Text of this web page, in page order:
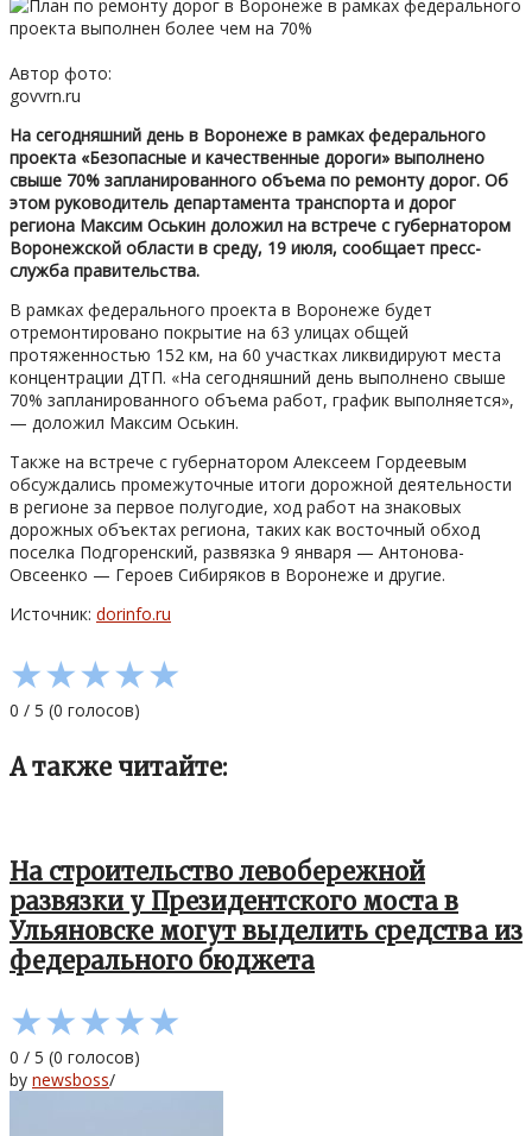
Автор фото:
govvrn.ru
На сегодняшний день в Воронеже в рамках федерального
проекта «Безопасные и качественные дороги» выполнено
свыше 70% запланированного объема по ремонту дорог. Об
этом руководитель департамента транспорта и дорог
региона Максим Оськин доложил на встрече с губернатором
Воронежской области в среду, 19 июля, сообщает пресс-
служба правительства.
В рамках федерального проекта в Воронеже будет
отремонтировано покрытие на 63 улицах общей
протяженностью 152 км, на 60 участках ликвидируют места
концентрации ДТП. «На сегодняшний день выполнено свыше
70% запланированного объема работ, график выполняется»,
— доложил Максим Оськин.
Также на встрече с губернатором Алексеем Гордеевым
обсуждались промежуточные итоги дорожной деятельности
в регионе за первое полугодие, ход работ на знаковых
дорожных объектах региона, таких как восточный обход
поселка Подгоренский, развязка 9 января — Антонова-
Овсеенко — Героев Сибиряков в Воронеже и другие.
Источник: dorinfo.ru
★★★★★
0 / 5 (0 голосов)
А также читайте:
На строительство левобережной
развязки у Президентского моста в
Ульяновске могут выделить средства из
федерального бюджета
★★★★★
0 / 5 (0 голосов)
by newsboss/